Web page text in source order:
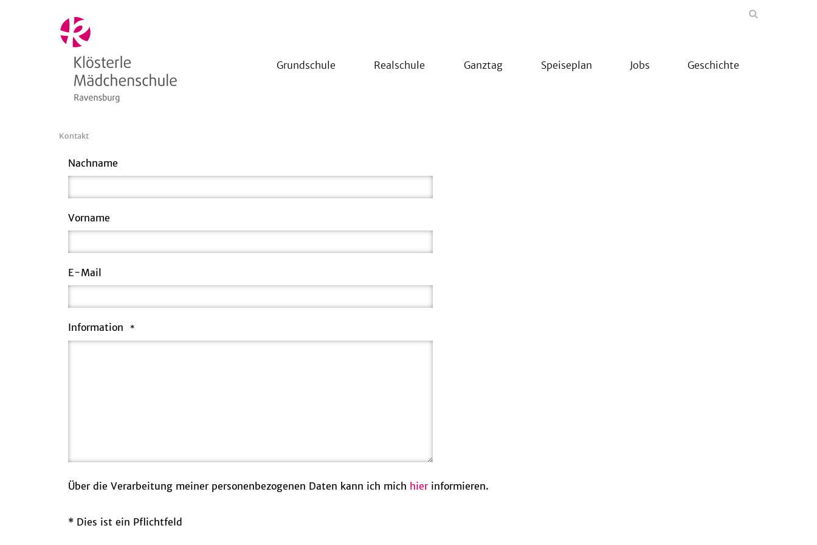
Grundschule Realschule Ganztag Speiseplan Jobs Geschichte
Kontakt
Nachname
Vorname
E-Mail
Information *
Über die Verarbeitung meiner personenbezogenen Daten kann ich mich hierinformieren.
* Dies ist ein Pflichtfeld